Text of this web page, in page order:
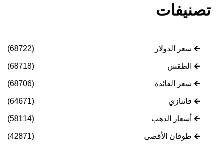
تصنيفات
سعر الدولار (68722)
الطقس (68718)
سعر الفائدة (68706)
فانتازي (64671)
أسعار الذهب (58114)
طوفان الأقصى (42871)